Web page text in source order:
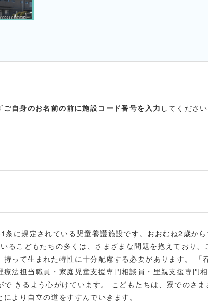
ご自身のお名前の前に施設コード番号を入力 してください
条に規定されている児童養護施設です。おおむね2歳か
るこどもたちの多くは、さまざまな問題を抱えており、
って生まれた特性に十分配慮する必要があります。 「
法担当職員・家庭児童支援専門相談員・里親支援専門
きるよう心がけています。 こどもたちは、寮でのさま
より自立の道をすすんでいきます。